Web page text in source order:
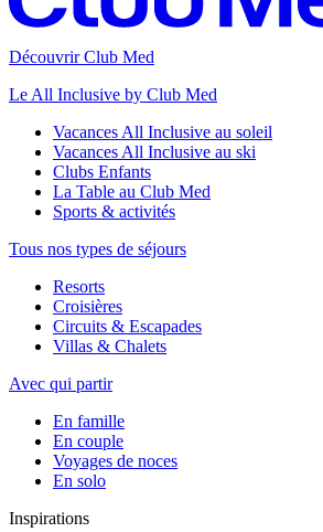
Découvrir Club Med
Le All Inclusive by Club Med
Vacances All Inclusive au soleil
Vacances All Inclusive au ski
Clubs Enfants
La Table au Club Med
Sports & activités
Tous nos types de séjours
Resorts
Croisières
Circuits & Escapades
Villas & Chalets
Avec qui partir
En famille
En couple
Voyages de noces
En solo
Inspirations